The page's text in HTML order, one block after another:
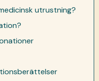
utrustning?